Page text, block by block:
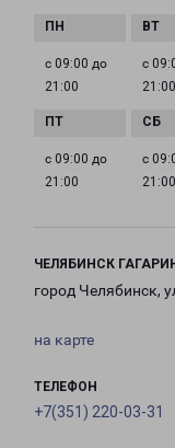
с 09:00 до
21:00
с
21:00
с 09:00 до
21:00
с
21:00
ЧЕЛЯБИНСК
город Челябинск,
на карте
ТЕЛЕФОН
+7(351) 220-03-31